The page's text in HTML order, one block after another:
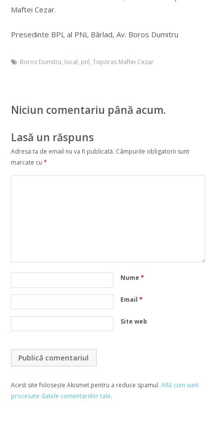
Maftei Cezar.
Presedinte BPL al PNL Bârlad, Av. Boros Dumitru
Boros Dumitru, local, pnl, Toporas Maftei Cezar
Niciun comentariu până acum.
Lasă un răspuns
Adresa ta de email nu va fi publicată. Câmpurile obligatorii sunt
marcate cu *
Nume *
Email *
Site web
Acest site folosește Akismet pentru a reduce spamul. Află cum sunt
procesate datele comentariilor tale.